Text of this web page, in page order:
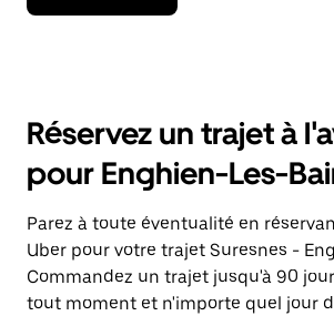
la
ouvrir
calendrier
et
sélectionner
une
date.
Appuyez
sur
la
Réservez un trajet à
pour Enghien-Les-
Parez à toute éventualité en
Uber pour votre trajet Suresnes -
Commandez un trajet jusqu'à 90
tout moment et n'importe quel jour